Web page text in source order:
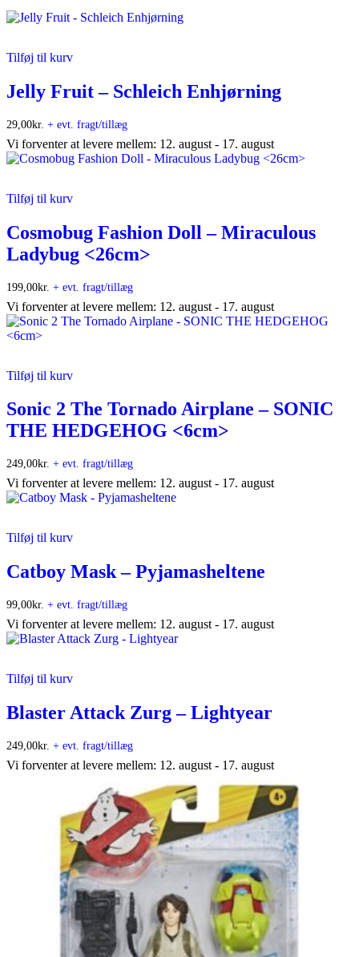
Tilføj til kurv
Jelly Fruit – Schleich Enhjørning
29,00kr. + evt. fragt/tillæg
Vi forventer at levere mellem: 12. august - 17. august
Tilføj til kurv
Cosmobug Fashion Doll – Miraculous
Ladybug <26cm>
199,00kr. + evt. fragt/tillæg
Vi forventer at levere mellem: 12. august - 17. august
Tilføj til kurv
Sonic 2 The Tornado Airplane – SONIC
THE HEDGEHOG <6cm>
249,00kr. + evt. fragt/tillæg
Vi forventer at levere mellem: 12. august - 17. august
Tilføj til kurv
Catboy Mask – Pyjamasheltene
99,00kr. + evt. fragt/tillæg
Vi forventer at levere mellem: 12. august - 17. august
Tilføj til kurv
Blaster Attack Zurg – Lightyear
249,00kr. + evt. fragt/tillæg
Vi forventer at levere mellem: 12. august - 17. august